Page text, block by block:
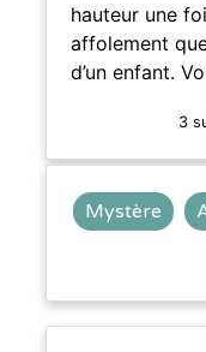
hauteur une
affolement
d’un enfant.
3
Mystère